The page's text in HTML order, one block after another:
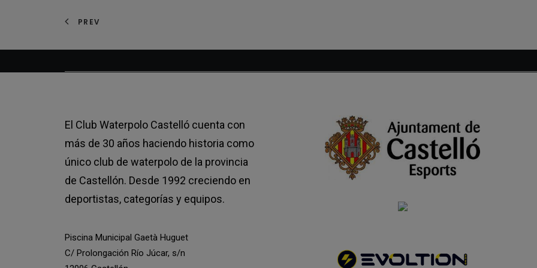
PREV
El Club Waterpolo Castelló cuenta con
más de 30 años haciendo historia como
único club de waterpolo de la provincia
de Castellón. Desde 1992 creciendo en
deportistas, categorías y equipos.
Piscina Municipal Gaetà Huguet
C/ Prolongación Río Júcar, s/n